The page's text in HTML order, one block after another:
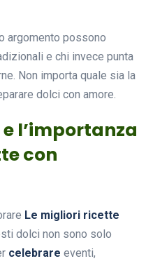
argomento possono
e chi invece punta
Non importa quale sia la
dolci con amore.
e l’importanza
con
Le migliori ricette
dolci non sono solo
celebrare eventi,